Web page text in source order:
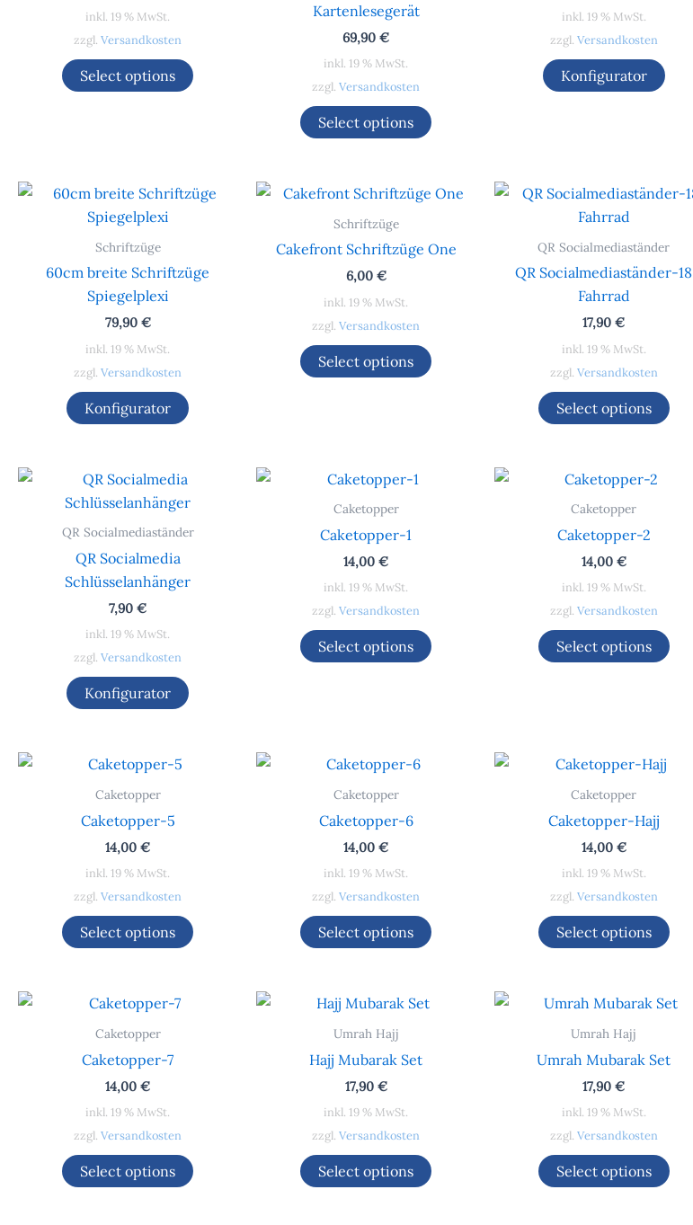
inkl. 19 % MwSt.
zzgl.Versandkosten
Select options
Kartenlesegerät
69,90€
inkl. 19 % MwSt.
zzgl.Versandkosten
Select options
inkl. 19 % MwSt.
zzgl. Versandkosten
Konfigurator
Schriftzüge
60cm breite Schriftzüge
Spiegelplexi
79,90 €
inkl. 19 % MwSt.
zzgl.Versandkosten
Konfigurator
Schriftzüge
Cakefront Schriftzüge One
6,00 €
inkl. 19 % MwSt.
zzgl.Versandkosten
Select options
QR Socialmediaständer
QR Socialmediaständer-18
Fahrrad
17,90€
inkl. 19 % MwSt.
zzgl. Versandkosten
Select options
QR Socialmediaständer
QR Socialmedia
Schlüsselanhänger
7,90€
inkl. 19 % MwSt.
zzgl.Versandkosten
Konfigurator
Caketopper
Caketopper-1
14,00€
inkl. 19 % MwSt.
zzgl.Versandkosten
Select options
Caketopper
Caketopper-2
14,00 €
inkl. 19 % MwSt.
zzgl. Versandkosten
Select options
Caketopper
Caketopper-5
14,00€
inkl. 19 % MwSt.
zzgl.Versandkosten
Select options
Caketopper
Caketopper-6
14,00€
inkl. 19 % MwSt.
zzgl.Versandkosten
Select options
Caketopper
Caketopper-Hajj
14,00 €
inkl. 19 % MwSt.
zzgl. Versandkosten
Select options
Caketopper
Caketopper-7
14,00€
inkl. 19 % MwSt.
zzgl.Versandkosten
Select options
Umrah Hajj
Hajj Mubarak Set
17,90 €
inkl. 19 % MwSt.
zzgl.Versandkosten
Select options
Umrah Hajj
Umrah Mubarak Set
17,90€
inkl. 19 % MwSt.
zzgl. Versandkosten
Select options